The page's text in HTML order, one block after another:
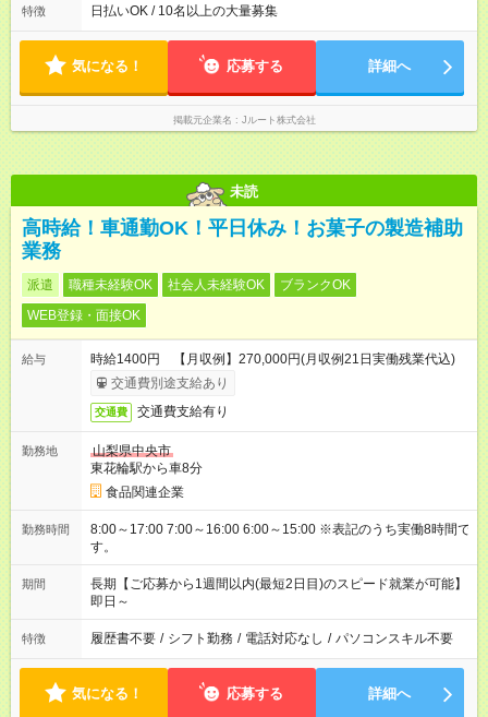
よって時間外での勤務可能性有り ※案件により多少の前後あり
特徴 日払いOK / 10名以上の大量募集
気になる！ 応募する 詳細へ
掲載元企業名 Jルート株式会社
未読
高時給！車通勤OK！平日休み！お菓子の製造補助
業務
派遣 職種未経験OK 社会人未経験OK
ブランクOK
WEB登録・面接OK
給与
時給1400円 【月収例】270,000円(月収例21日実働残業代込)
交通費別途支給あり
交通費 交通費支給有り
勤務地
山梨県中央市
東花輪駅から車8分
食品関連企業
勤務時間
8:00～17:00 7:00～16:00 6:00～15:00 ※表記のうち実働8時間で
す。
期間
長期【ご応募から1週間以内(最短2日目)のスピード就業が可能】
即日～
特徴 履歴書不要 / シフト勤務 / 電話対応なし / パソコンスキル不要
気になる！ 応募する 詳細へ